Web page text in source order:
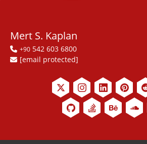
Mert S. Kaplan
+90 542 603 6800
[email protected]